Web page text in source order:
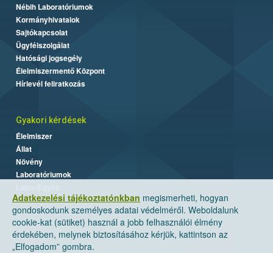
Adatkezelési tájékoztatónkban megismerheti, hogyan
gondoskodunk személyes adatai védelméről. Weboldalunk
cookie-kat (sütiket) használ a jobb felhasználói élmény
érdekében, melynek biztosításához kérjük, kattintson az
„Elfogadom” gombra.
Nébih Laboratóriumok
Kormányhivatalok
Sajtókapcsolat
Ügyfélszolgálat
Hatósági jogsegély
Élelmiszermentő Központ
Hírlevél feliratkozás
Gyakori kérdések
Élelmiszer
Állat
Növény
Laboratóriumok